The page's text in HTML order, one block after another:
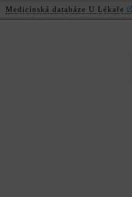
Medicínská databáze U Lékaře